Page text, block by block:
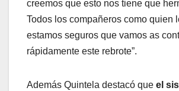
creemos que esto nos tiene que
Todos los compañeros como quien
estamos seguros que vamos as
rápidamente este rebrote”.
Además Quintela destacó que el